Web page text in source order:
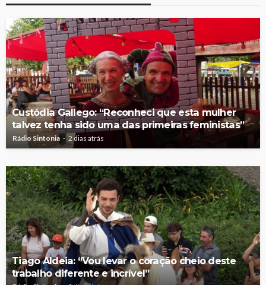
Custódia Gallego: “Reconheci que esta mulher
talvez tenha sido uma das primeiras feministas”
Rádio Sintonia 2 dias atrás
Tiago Aldeia: “Vou levar o coração cheio deste
trabalho diferente e incrível”